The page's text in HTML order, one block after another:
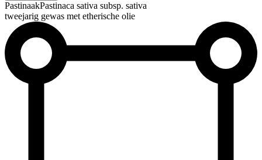
PastinaakPastinaca sativa subsp. sativa
tweejarig gewas met etherische olie